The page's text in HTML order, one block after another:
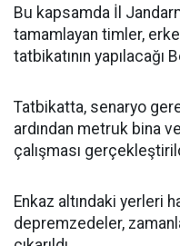
Bu kapsamda İl
tamamlayan timler,
tatbikatının yapılacağı
Tatbikatta, senaryo
ardından metruk bina
çalışması
Enkaz altındaki yerleri
depremzedeler,